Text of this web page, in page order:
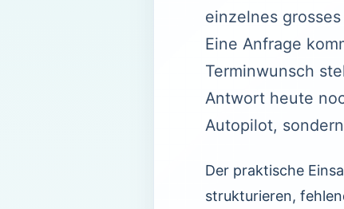
einzelnes
Eine Anfrage
Terminwunsch
Antwort heute
Autopilot,
Der praktische
strukturieren,